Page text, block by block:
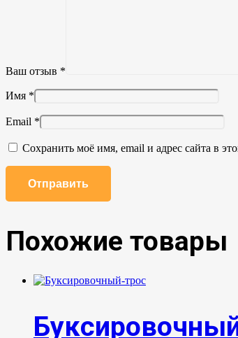
Ваш отзыв *
Имя *
Email *
Сохранить моё имя, email и адрес сайта в
Похожие товары